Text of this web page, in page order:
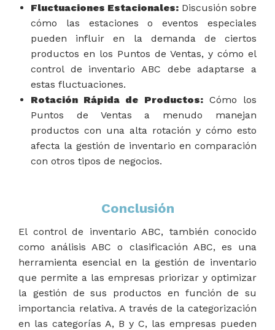
Fluctuaciones Estacionales: Discusión sobre
cómo las estaciones o eventos especiales
pueden influir en la demanda de ciertos
productos en los Puntos de Ventas, y cómo el
control de inventario ABC debe adaptarse a
estas fluctuaciones.
Rotación Rápida de Productos:Cómo los
Puntos de Ventas a menudo manejan
productos con una alta rotación y cómo esto
afecta la gestión de inventario en comparación
con otros tipos de negocios.
Conclusión
El control de inventario ABC, también conocido
como análisis ABC o clasificación ABC, es una
herramienta esencial en la gestión de inventario
que permite a las empresas priorizar y optimizar
la gestión de sus productos en función de su
importancia relativa. A través de la categorización
en las categorías A, B y C, las empresas pueden